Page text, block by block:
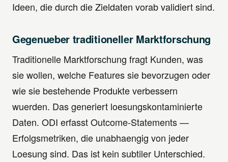
Ideen, die durch die Zieldaten vorab validiert sind.
Gegenueber traditioneller Marktforschung
Traditionelle Marktforschung fragt Kunden, was
sie wollen, welche Features sie bevorzugen oder
wie sie bestehende Produkte verbessern
wuerden. Das generiert loesungskontaminierte
Daten. ODI erfasst Outcome-Statements —
Erfolgsmetriken, die unabhaengig von jeder
Loesung sind. Das ist kein subtiler Unterschied.